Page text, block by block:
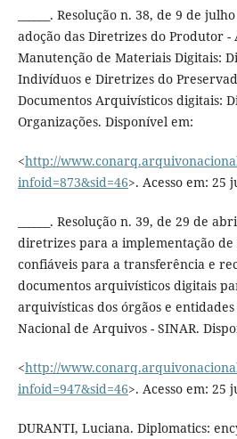
______. Resolução n. 38, de 9 de
adoção das Diretrizes do Produtor -
Manutenção de Materiais Digitais:
Indivíduos e Diretrizes do
Documentos Arquivísticos digitais:
Organizações. Disponível em:
<http://
infoid=873&sid=46>. Acesso em: 25
______. Resolução n. 39, de 29 de
diretrizes para a implementação
confiáveis para a transferência e
documentos arquivísticos digitais
arquivísticas dos órgãos e
Nacional de Arquivos - SINAR.
<http://
infoid=947&sid=46>. Acesso em: 25
DURANTI, Luciana. Diplomatics: